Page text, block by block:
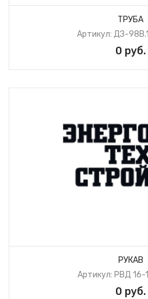
ТРУБА
Артикул: ДЗ-
0 руб.
РУКАВ
Артикул: РВД 16-
0 руб.